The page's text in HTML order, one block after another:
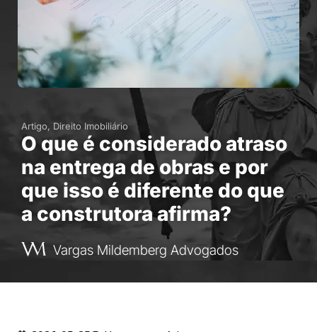
Artigo, Direito Imobiliário
O que é considerado atraso
na entrega de obras e por
que isso é diferente do que
a construtora afirma?
Vargas Mildemberg Advogados